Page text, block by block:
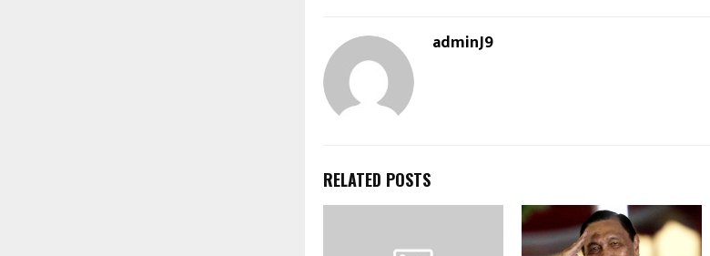
adminJ9
RELATED POSTS